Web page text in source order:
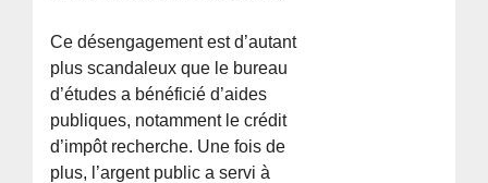
Ce désengagement est d’autant
plus scandaleux que le bureau
d’études a bénéficié d’aides
publiques, notamment le crédit
d’impôt recherche. Une fois de
plus, l’argent public a servi à